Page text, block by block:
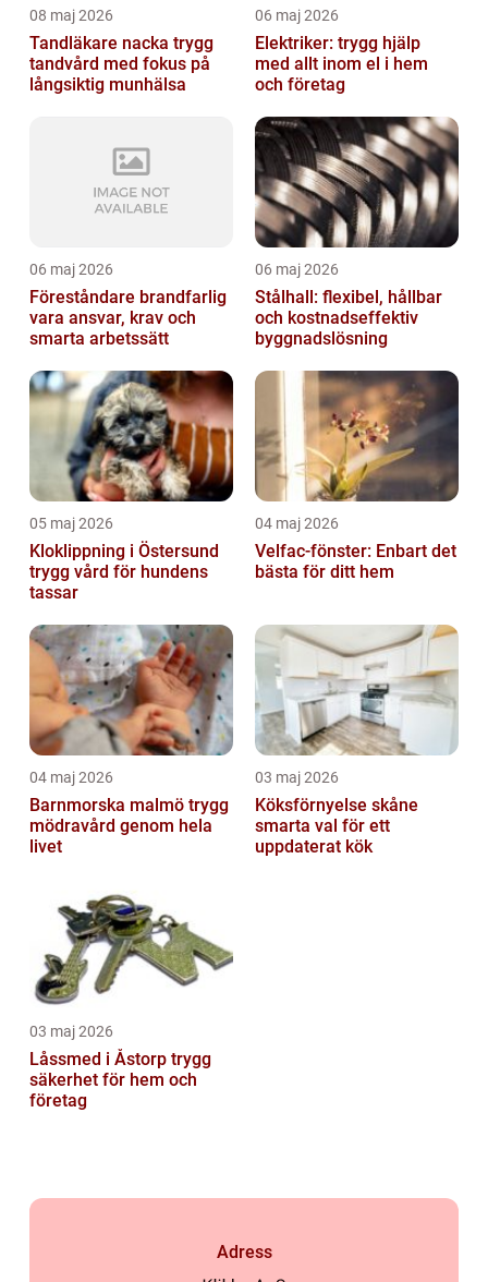
08 maj 2026
Tandläkare nacka trygg
tandvård med fokus på
långsiktig munhälsa
06 maj 2026
Elektriker: trygg hjälp
med allt inom el i hem
och företag
06 maj 2026
Föreståndare brandfarlig
vara ansvar, krav och
smarta arbetssätt
06 maj 2026
Stålhall: flexibel, hållbar
och kostnadseffektiv
byggnadslösning
05 maj 2026
Kloklippning i Östersund
trygg vård för hundens
tassar
04 maj 2026
Velfac-fönster: Enbart det
bästa för ditt hem
04 maj 2026
Barnmorska malmö trygg
mödravård genom hela
livet
03 maj 2026
Köksförnyelse skåne
smarta val för ett
uppdaterat kök
03 maj 2026
Låssmed i Åstorp trygg
säkerhet för hem och
företag
Adress